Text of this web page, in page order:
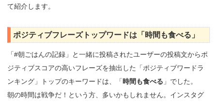
て紹介します。
ポジティブフレーズトップワードは「時間も食べる」
「#朝ごはんの記録」と一緒に投稿されたユーザーの投稿文からポ
ジティブスコアの高いフレーズを抽出した「ポジティブワードラ
ンキング」トップのキーワードは、「時間も食べる 」でした。
朝の時間は戦争だ！という方、多いかもしれません。インスタグ